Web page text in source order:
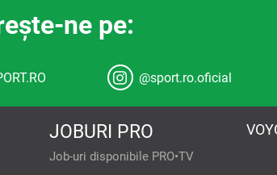
ne pe:
@sport.ro.oficial
JOBURI PRO
Job-uri disponibile PRO•TV